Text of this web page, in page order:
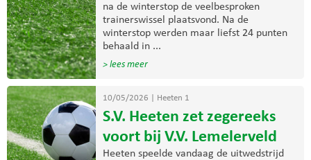
na de winterstop de veelbesproken
trainerswissel plaatsvond. Na de
winterstop werden maar liefst 24 punten
behaald in ...
> lees meer
10/05/2026 Heeten 1
S.V. Heeten zet zegereeks
voort bij V.V. Lemelerveld
Heeten speelde vandaag de uitwedstrijd